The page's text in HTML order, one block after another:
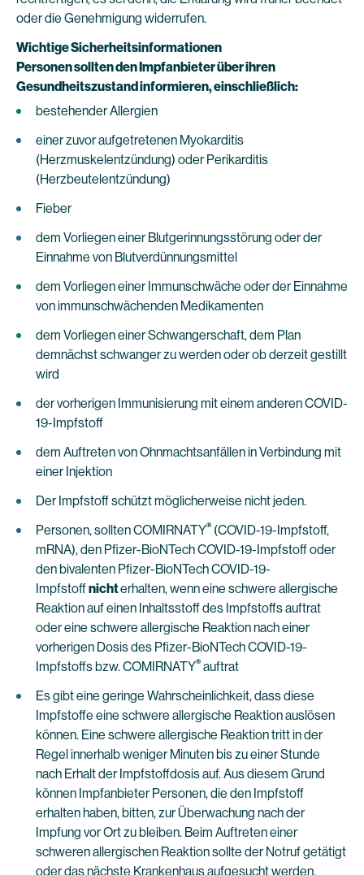
oder die Genehmigung widerrufen.
Wichtige Sicherheitsinformationen
Personen sollten den Impfanbieter über ihren
Gesundheitszustand informieren, einschließlich:
bestehender Allergien
einer zuvor aufgetretenen Myokarditis
(Herzmuskelentzündung) oder Perikarditis
(Herzbeutelentzündung)
Fieber
dem Vorliegen einer Blutgerinnungsstörung oder der
Einnahme von Blutverdünnungsmittel
dem Vorliegen einer Immunschwäche oder der Einnahme
von immunschwächenden Medikamenten
dem Vorliegen einer Schwangerschaft, dem Plan
demnächst schwanger zu werden oder ob derzeit gestillt
wird
der vorherigen Immunisierung mit einem anderen COVID-
19-Impfstoff
dem Auftreten von Ohnmachtsanfällen in Verbindung mit
einer Injektion
Der Impfstoff schützt möglicherweise nicht jeden.
Personen, sollten COMIRNATY® (COVID-19-Impfstoff,
mRNA), den Pfizer-BioNTech COVID-19-Impfstoff oder
den bivalenten Pfizer-BioNTech COVID-19-
Impfstoffnichterhalten, wenn eine schwere allergische
Reaktion auf einen Inhaltsstoff des Impfstoffs auftrat
oder eine schwere allergische Reaktion nach einer
vorherigen Dosis des Pfizer-BioNTech COVID-19-
Impfstoffs bzw. COMIRNATY® auftrat
Es gibt eine geringe Wahrscheinlichkeit, dass diese
Impfstoffe eine schwere allergische Reaktion auslösen
können. Eine schwere allergische Reaktion tritt in der
Regel innerhalb weniger Minuten bis zu einer Stunde
nach Erhalt der Impfstoffdosis auf. Aus diesem Grund
können Impfanbieter Personen, die den Impfstoff
erhalten haben, bitten, zur Überwachung nach der
Impfung vor Ort zu bleiben. Beim Auftreten einer
schweren allergischen Reaktion sollte der Notruf getätigt
oder das nächste Krankenhaus aufgesucht werden.